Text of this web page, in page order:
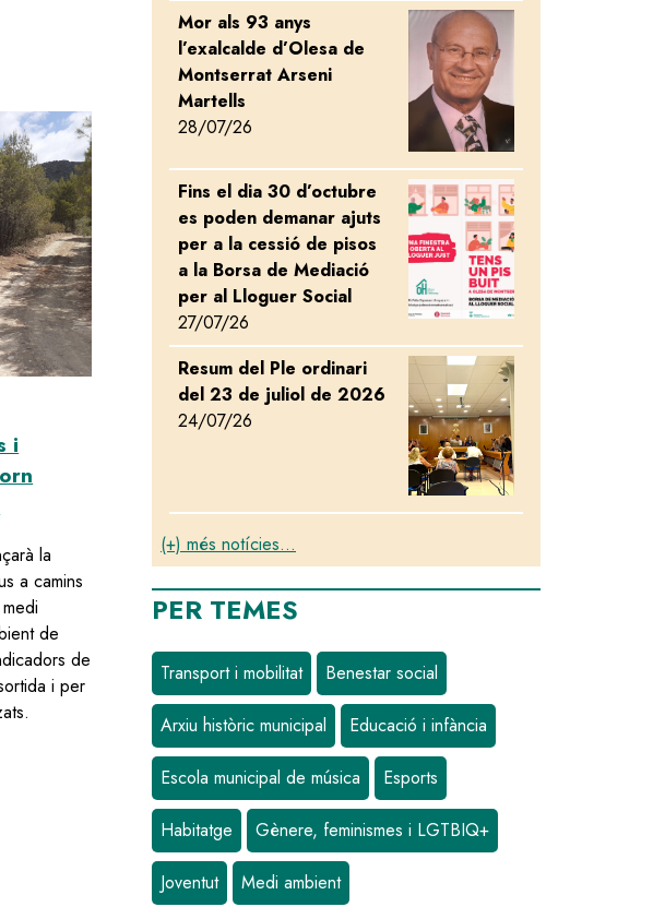
nova campanya de control de la població de coloms
i
la
a camins
de
de
i per
i corriols per preservar l'entorn natural del terme municipal
Mor als 93 anys
l’exalcalde d’Olesa de
Montserrat Arseni
Martells
28/07/26
Image
Fins el dia 30 d’octubre
es poden demanar ajuts
per a la cessió de pisos
a la Borsa de Mediació
per al Lloguer Social
27/07/26
Image
Resum del Ple ordinari
del 23 de juliol de 2026
24/07/26
Image
(+) més notícies...
PER TEMES
Transport i mobilitat Benestar social
Arxiu històric municipal Educació i infància
Escola municipal de música Esports
Habitatge Gènere, feminismes i LGTBIQ+
Joventut Medi ambient